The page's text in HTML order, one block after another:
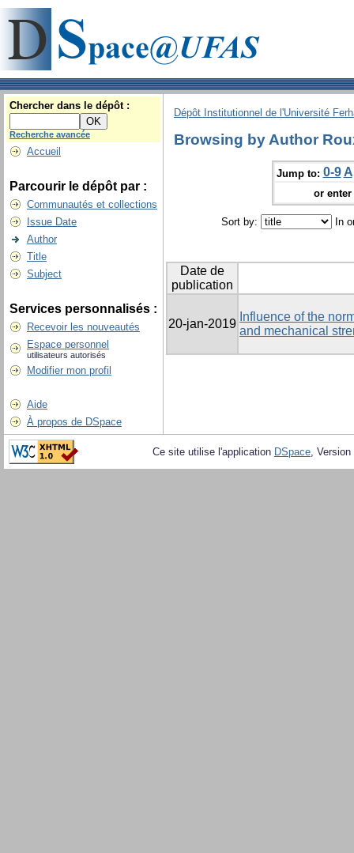
Chercher dans le dépôt :
Recherche avancée
Accueil
Parcourir le dépôt par :
Communautés et collections
Issue Date
Author
Title
Subject
Services personnalisés :
Recevoir les nouveautés
Espace personnel
utilisateurs autorisés
Modifier mon profil
Aide
À propos de DSpace
Dépôt Institutionnel de l'Université
Browsing by Author
Jump to: 0-9 A
or
Sort by: In
Date de
publication
20-jan-2019
Influence of the
and mechanical
Ce site utilise l'application DSpace,